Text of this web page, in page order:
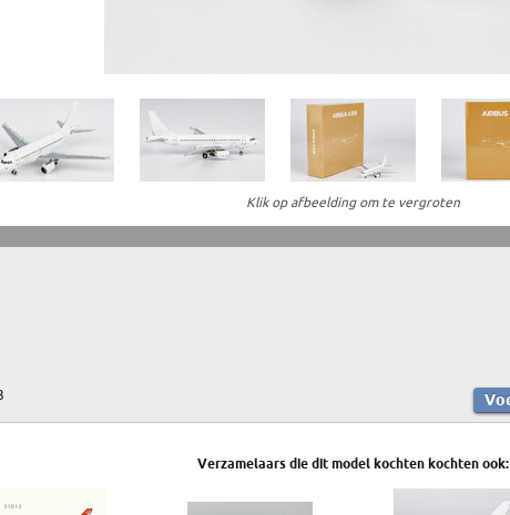
Klik op afbeelding om te vergroten
Verzamelaars die dit model kochten kochten ook: